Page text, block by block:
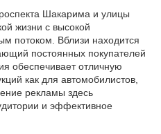
Шакарима и улицы
жизни с высокой
потоком. Вблизи находится
постоянных покупателей
обеспечивает отличную
как для автомобилистов,
рекламы здесь
и эффективное